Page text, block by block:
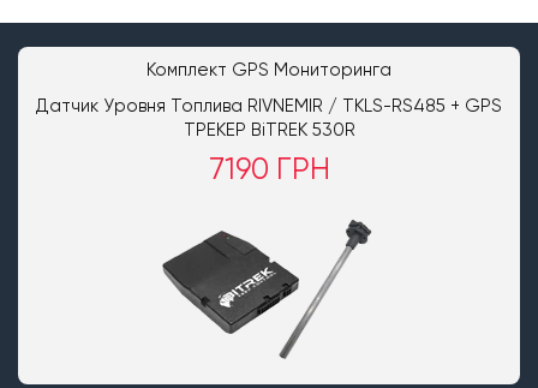
Комплект GPS Мониторинга
Датчик Уровня Топлива RIVNEMIR / TKLS-RS485 + GPS
ТРЕКЕР BiTREK 530R
7190 ГРН